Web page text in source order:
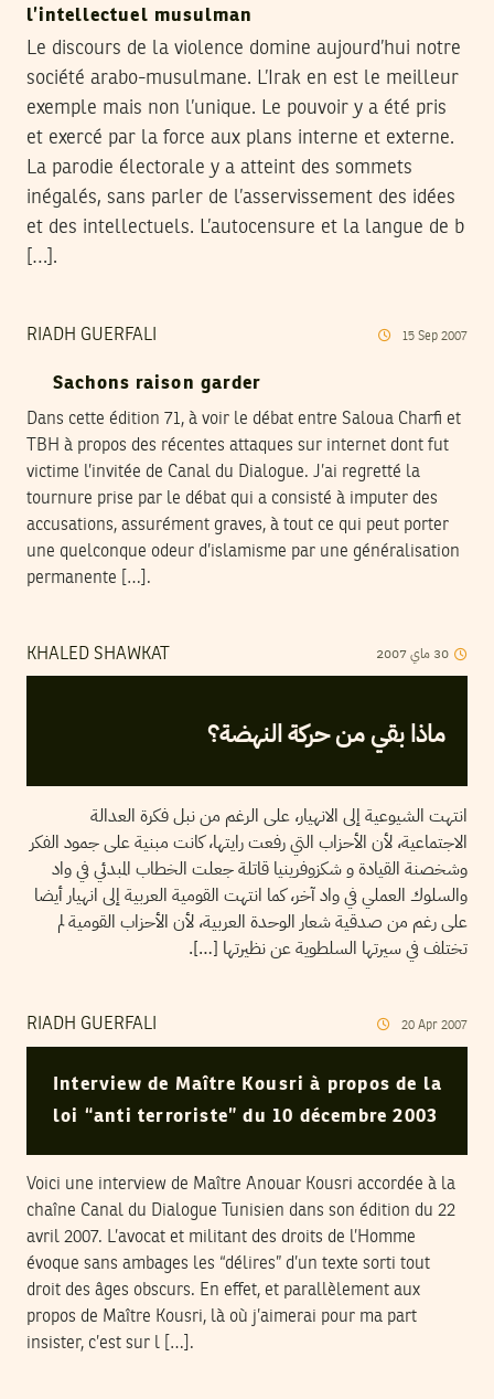
l’intellectuel musulman
Le discours de la violence domine aujourd’hui notre
société arabo-musulmane. L’Irak en est le meilleur
exemple mais non l’unique. Le pouvoir y a été pris
et exercé par la force aux plans interne et externe.
La parodie électorale y a atteint des sommets
inégalés, sans parler de l’asservissement des idées
et des intellectuels. L’autocensure et la langue de b
[…].
RIADH GUERFALI 15 Sep 2007
Sachons raison garder
Dans cette édition 71, à voir le débat entre Saloua Charfi et
TBH à propos des récentes attaques sur internet dont fut
victime l’invitée de Canal du Dialogue. J’ai regretté la
tournure prise par le débat qui a consisté à imputer des
accusations, assurément graves, à tout ce qui peut porter
une quelconque odeur d’islamisme par une généralisation
permanente […].
KHALED SHAWKAT 30 ماي2007
ماذا بقي من حركة النهضة؟
انتهت الشيوعية إلى الانهيار، على الرغم من نبل فكرة العدالة
الاجتماعية، لأن الأحزاب التي رفعت رايتها، كانت مبنية على جمود الفكر
وشخصنة القيادة و شكزوفرينيا قاتلة جعلت الخطاب المبدئي في واد
والسلوك العملي في واد آخر، كما انتهت القومية العربية إلى انهيار أيضا
على رغم من صدقية شعار الوحدة العربية، لأن الأحزاب القومية لم
تختلف في سيرتها السلطوية عن نظيرتها […].
RIADH GUERFALI 20 Apr 2007
Interview de Maître Kousri à propos de la
loi “anti terroriste” du 10 décembre 2003
Voici une interview de Maître Anouar Kousri accordée à la
chaîne Canal du Dialogue Tunisien dans son édition du 22
avril 2007. L’avocat et militant des droits de l’Homme
évoque sans ambages les “délires” d’un texte sorti tout
droit des âges obscurs. En effet, et parallèlement aux
propos de Maître Kousri, là où j’aimerai pour ma part
insister, c’est sur l […].